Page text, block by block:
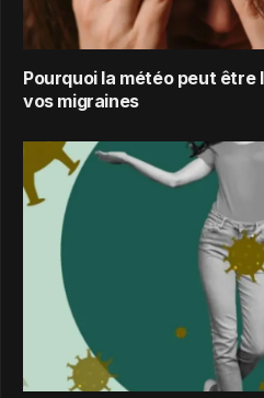
Pourquoi la météo peut être
vos migraines